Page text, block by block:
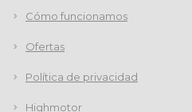
Cómo funcionamos
Ofertas
Política de privacidad
Highmotor